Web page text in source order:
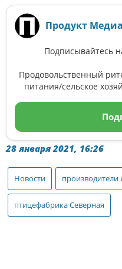
Продукт Медиа
Подписывайтесь
Продовольственный
питания/сельское
28 января 2021, 16:26
Новости производители
птицефабрика Северная